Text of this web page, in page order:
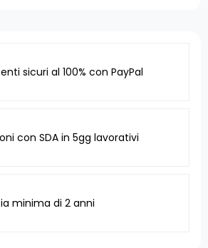
sicuri al 100% con PayPal
con SDA in 5gg lavorativi
minima di 2 anni